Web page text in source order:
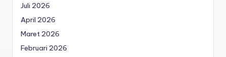
Juli 2026
April 2026
Maret 2026
Februari 2026